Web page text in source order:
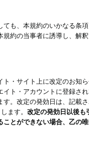
も、本規約のいかなる条
約の当事者に誘導し、解
・サイト上に改定のお知
ト・アカウントに登録さ
。改定の発効日は、記載
ます。 改定の発効日以後も
とができない場合、乙の